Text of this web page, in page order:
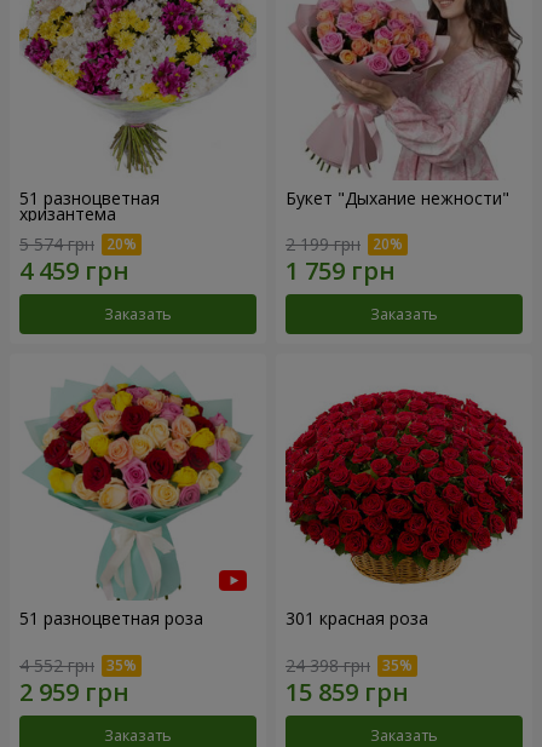
51 разноцветная
хризантема
5 574 грн
Заказать
Букет "Дыхание нежности"
2 199 грн
Заказать
51 разноцветная роза
4 552 грн
Заказать
301 красная роза
24 398 грн
Заказать